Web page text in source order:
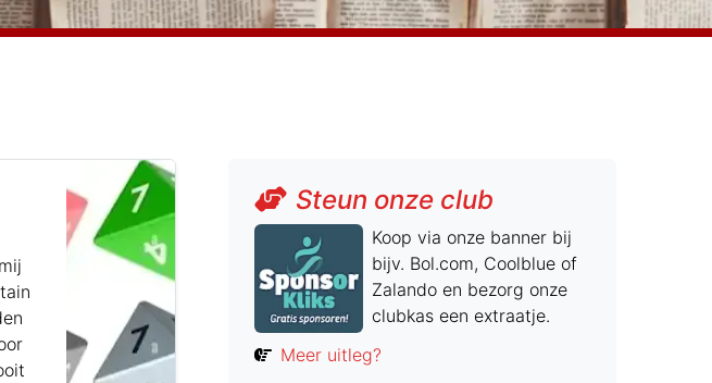
Steun onze club
Koop via onze banner bij
bijv. Bol.com, Coolblue of
Zalando en bezorg onze
clubkas een extraatje.
Meer uitleg?